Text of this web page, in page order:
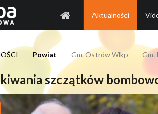
Aktualności
Powiat Gm. Ostrów Wlkp Gm.
szczątków
Grupa CEZAB